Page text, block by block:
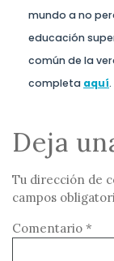
mundo a no
educación
común de la
completa aquí.
Deja
Tu dirección de
campos
Comentario *